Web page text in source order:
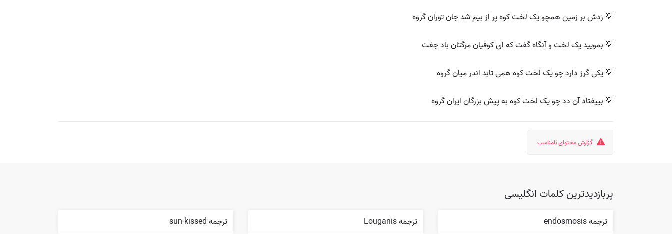
💡 زدش بر زمین همچو یک لخت کوه پر از بیم شد جان توران گروه
💡 بمویید یک لخت و آنگاه گفت که ای کوفیان مرگتان باد جفت
💡 یکی گرز دارد چو یک لخت کوه همی تابد اندر میان گروه
💡 بییفتاد آن دد چو یک لخت کوه به پیش بزرگان ایران گروه
گزارش محتوای نامناسب
پربازدیدترین کلمات انگلیسی
ترجمه endosmosis ترجمه Louganis ترجمه sun-kissed